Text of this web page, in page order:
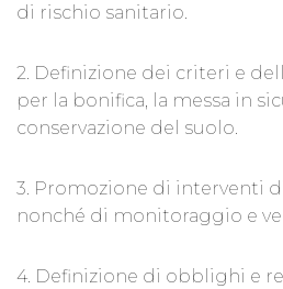
di rischio sanitario.
2. Definizione dei criteri e
per la bonifica, la messa in
conservazione del suolo.
3. Promozione di interventi
nonché di monitoraggio e
4. Definizione di obblighi e